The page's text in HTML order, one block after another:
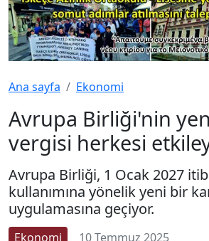
Ana sayfa Ekonomi
Avrupa Birliği'nin
vergisi herkesi
Avrupa Birliği, 1 Ocak 2027
kullanımına yönelik yeni bir
uygulamasına geçiyor.
Ekonomi 10 Temmuz 2025